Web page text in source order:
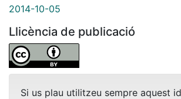
2014-10-05
Llicència de publicació
Si us plau utilitzeu sempre aquest